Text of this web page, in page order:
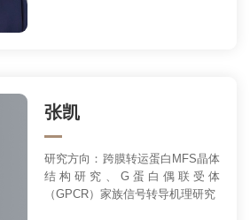
张凯
研究方向：跨膜转运蛋白MFS晶体
结构研究、G蛋白偶联受体
（GPCR）家族信号转导机理研究